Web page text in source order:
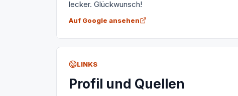
lecker. Glückwunsch!
Auf Google ansehen
LINKS
Profil und Quellen